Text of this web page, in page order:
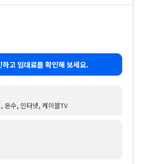
하고 임대료를 확인해 보세요.
온수, 인터넷, 케이블TV